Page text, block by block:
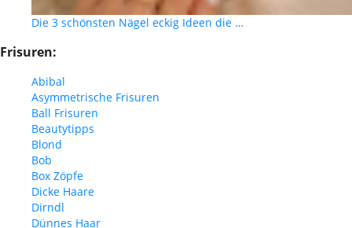
Die 3 schönsten Nägel eckig Ideen die …
Frisuren:
Abibal
Asymmetrische Frisuren
Ball Frisuren
Beautytipps
Blond
Bob
Box Zöpfe
Dicke Haare
Dirndl
Dünnes Haar